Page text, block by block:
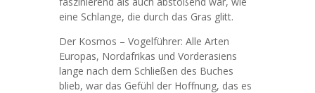
eine Schlange, die durch das Gras glitt.
Der Kosmos – Vogelführer: Alle Arten
Europas, Nordafrikas und Vorderasiens
lange nach dem Schließen des Buches
blieb, war das Gefühl der Hoffnung, das es